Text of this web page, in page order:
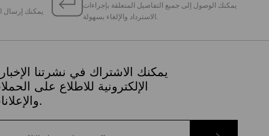
يمكنك إرسال
يمكنك الوصول إلى جميع التفاصيل المتعلقة بإجراءات
الاسترداد والإلغاء بسهولة.
يمكنك الاشتراك في نشرتنا
الإلكترونية للاطلاع على
والإعلانات.